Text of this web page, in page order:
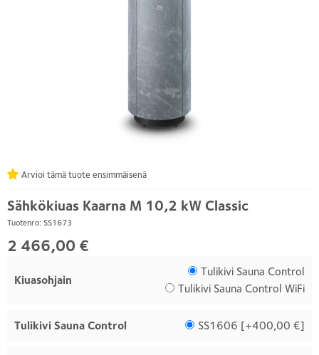
Sähkökiuas Kaarna M 10,2 kW Classic
Tuotenro: SS1673
Arvioi tämä tuote ensimmäisenä
2 466,00 €
Kiuasohjain
Tulikivi Sauna Control
Tulikivi Sauna Control WiFi
Tulikivi Sauna Control SS1606 [+400,00 €]